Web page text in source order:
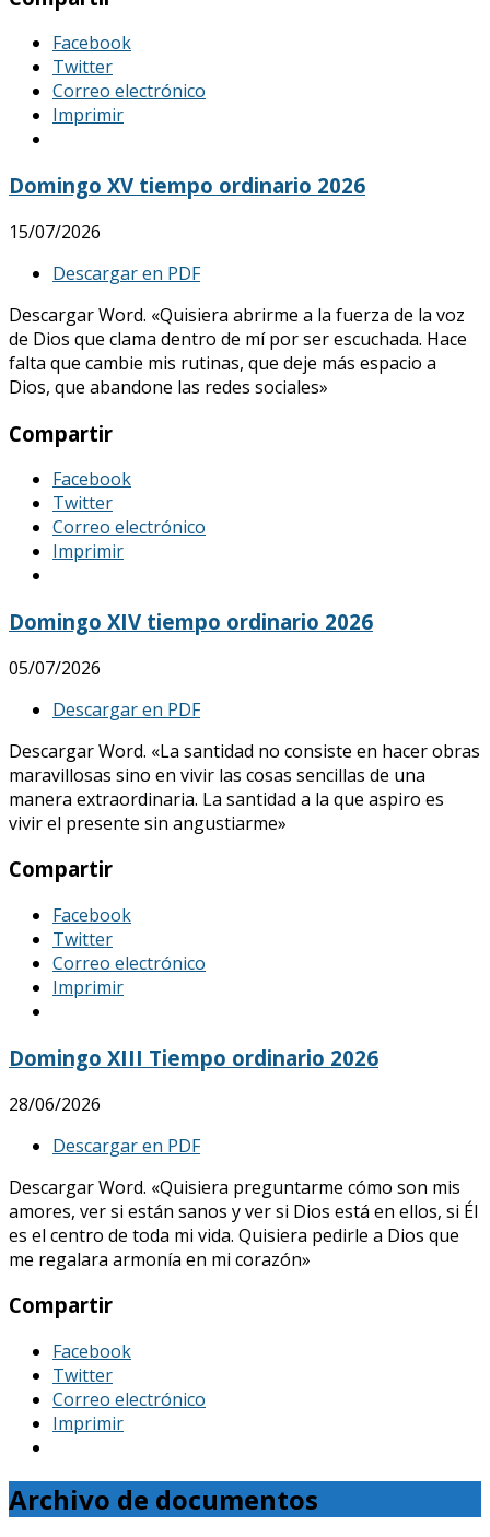
Facebook
Twitter
Correo electrónico
Imprimir
Domingo XV tiempo ordinario 2026
15/07/2026
Descargar en PDF
Descargar Word. «Quisiera abrirme a la fuerza de la voz
de Dios que clama dentro de mí por ser escuchada. Hace
falta que cambie mis rutinas, que deje más espacio a
Dios, que abandone las redes sociales»
Compartir
Facebook
Twitter
Correo electrónico
Imprimir
Domingo XIV tiempo ordinario 2026
05/07/2026
Descargar en PDF
Descargar Word. «La santidad no consiste en hacer obras
maravillosas sino en vivir las cosas sencillas de una
manera extraordinaria. La santidad a la que aspiro es
vivir el presente sin angustiarme»
Compartir
Facebook
Twitter
Correo electrónico
Imprimir
Domingo XIII Tiempo ordinario 2026
28/06/2026
Descargar en PDF
Descargar Word. «Quisiera preguntarme cómo son mis
amores, ver si están sanos y ver si Dios está en ellos, si Él
es el centro de toda mi vida. Quisiera pedirle a Dios que
me regalara armonía en mi corazón»
Compartir
Facebook
Twitter
Correo electrónico
Imprimir
Archivo de documentos